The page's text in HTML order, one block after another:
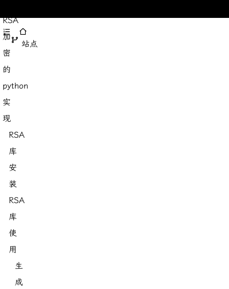
站点
RSA
加
密
的
python
实
现
RSA
库
安
装
RSA
库
使
用
生
成